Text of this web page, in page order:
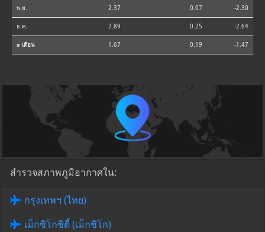
พ.ย. 2.37 0.07 -2.30
ธ.ค. 2.89 0.25 -2.64
⌀ เดือน 1.67 0.19 -1.47
สำรวจสภาพภูมิอากาศใน:
กรุงเทพฯ (ไทย)
เม็กซิโกซิตี้ (เม็กซิโก)